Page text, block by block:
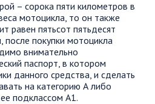
– сорока пяти километров в
мотоцикла, то он также
равен пятьсот пятьдесят
после покупки мотоцикла
внимательно
паспорт, в котором
данного средства, и сделать
на категорию А либо
подклассом А1.